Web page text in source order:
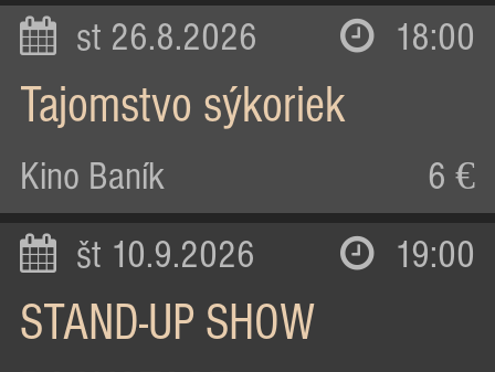
st 26.8.2026 18:00
Tajomstvo sýkoriek
Kino Baník 6 €
št 10.9.2026 19:00
STAND-UP SHOW